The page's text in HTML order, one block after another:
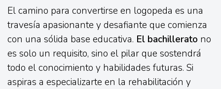
El camino para convertirse en logopeda es una
travesía apasionante y desafiante que comienza
con una sólida base educativa. El bachillerato no
es solo un requisito, sino el pilar que sostendrá
todo el conocimiento y habilidades futuras. Si
aspiras a especializarte en la rehabilitación y